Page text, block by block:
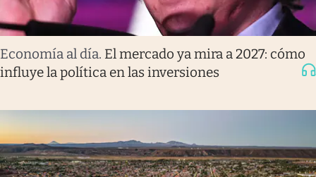
Economía al día. El mercado ya mira a 2027: cómo
influye la política en las inversiones